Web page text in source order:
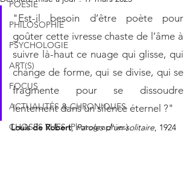
POÉSIE
PHILOSOPHIE
PSYCHOLOGIE
ART(S)
FOCUS
ACTUALITÉS & CHRONIQUES
CHOSES VUES (Photographies)
"Est-il besoin d’être poète pour
goûter cette ivresse chaste de l’âme à
suivre là-haut ce nuage qui glisse, qui
change de forme, qui se divise, qui se
fragmente pour se dissoudre
lentement dans un silence éternel ?"
Louis de Robert, Paroles d'un solitaire, 1924